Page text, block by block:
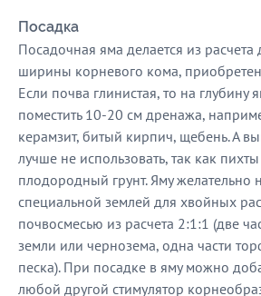
Посадка
Посадочная яма делается из
ширины корневого кома,
Если почва глинистая, то на
поместить 10-20 см дренажа,
керамзит, битый кирпич, щебень. А
лучше не использовать, так как
плодородный грунт. Яму желательно
специальной землей для хвойных
почвосмесью из расчета 2:1:1 (две
земли или чернозема, одна части
песка). При посадке в яму можно
любой другой стимулятор